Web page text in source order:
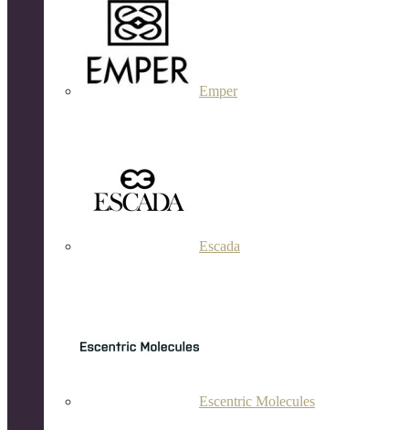
Emper
Escada
Escentric Molecules